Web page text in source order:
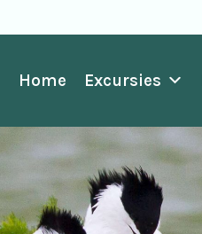
Home Excursies